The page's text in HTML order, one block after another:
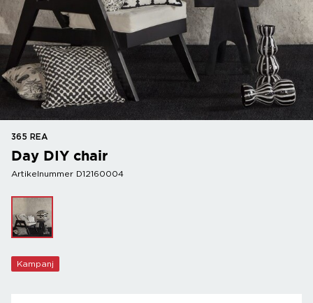
365 REA
Day DIY chair
Artikelnummer D12160004
Kampanj